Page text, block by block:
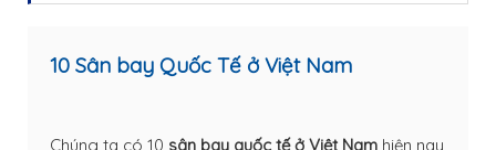
10 Sân bay Quốc Tế ở Việt Nam
Chúng ta có 10 sân bay quốc tế ở Việt Nam hiện nay